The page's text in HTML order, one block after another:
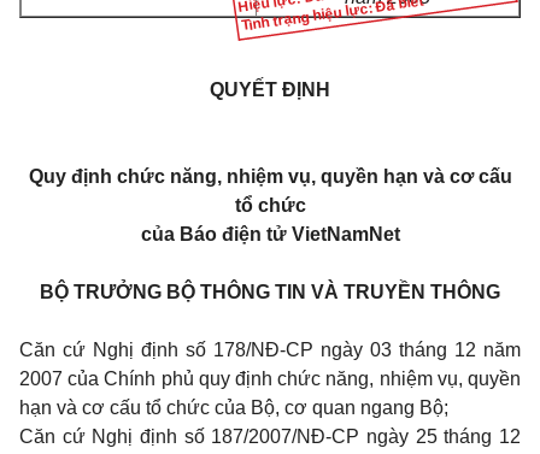
Tình trạng hiệu lực: Đã biết
QUYẾT ĐỊNH
Quy định chức năng, nhiệm vụ, quyền hạn và cơ cấu
tổ chức
của Báo điện tử VietNamNet
BỘ TRƯỞNG BỘ THÔNG TIN VÀ TRUYỀN THÔNG
Căn cứ Nghị định số 178/NĐ-CP ngày 03 tháng 12 năm
2007 của Chính phủ quy định chức năng, nhiệm vụ, quyền
hạn và cơ cấu tổ chức của Bộ, cơ quan ngang Bộ;
Căn cứ Nghị định số 187/2007/NĐ-CP ngày 25 tháng 12